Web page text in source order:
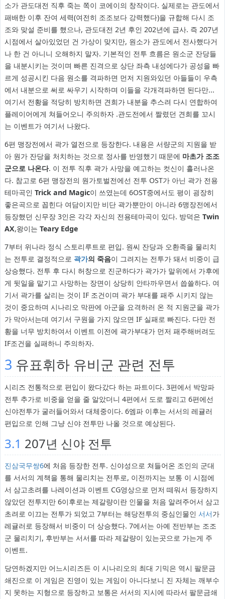
소가 관도대전 직후 죽는 쪽이 코에이의 창작이다. 실제로는 관도에서
패배한 이후 잔여 세력(여전히 조조보다 강력했다)을 규합해 다시 조
조와 맞설 준비를 했으나, 관도대전 2년 후인 202년에 급사. 즉 207년
시점에서 살아있었던 건 가상이 맞지만, 원소가 관도에서 전사했다거
나 한 건 아니니 오해하지 말자. 기본적인 전투 흐름은 원소군 잔당들
을 내분시키는 것이며 빠른 진격으로 상단 좌측 내성에다가 공성을 빠
르게 성공시킨 다음 원소를 격파하면 먼저 지원와있던 아들들이 우측
에서 내분으로 써로 싸우기 시작하며 이들을 각개격파하면 된다만...
여기서 전황을 적당히 방치하면 견희가 내분을 추스려 다시 연합하여
플레이어에게 쳐들어오니 주의하자 .관도전에서 짤렸던 견희를 꼬시
는 이벤트가 여기서 나왔다.
6편 맹장전에서 곽가 열전으로 등장한다. 내용은 서량군의 지원을 받
아 원가 잔당을 처치하는 것으로 정사를 반영했기 때문에 마초가 조조
군으로 나온다. 이 전투 직후 곽가 사망을 예고하는 컷신이 흘러나온
다. 참고로 6편 맹장전의 원가토벌전에선 전투 OST가 아닌 곽가 전용
테마곡인 Trick and Magic이 쓰였는데 6OST중에서도 평이 굉장히
좋은곡으로 꼽힌다 여담이지만 비단 곽가뿐만이 아니라 6맹장전에서
등장했던 신무장 3인은 각각 자신의 전용테마곡이 있다. 방덕은 Twin
AX,왕이는 Teary Edge
7부터 위나라 정식 스토리루트로 편입. 원씨 잔당과 오환족을 물리치
는 전투로 결정적으로 곽가의 죽음이 그려지는 전투가 돼서 비중이 급
상승했다. 전투 후 다시 허창으로 진군하다가 곽가가 말위에서 가후에
게 뒷일을 맡기고 사망하는 장면이 상당히 안타까우면서 씁쓸하다. 여
기서 곽가를 살리는 것이 IF 조건이며 곽가 부대를 패주 시키지 않는
것이 중요하며 시나리오 막판에 아군을 요격하러 온 적 지원군을 곽가
가 막아서는데 여기서 구원을 가지 않으면 IF 실패로 빠진다. 다만 전
황을 너무 방치하여서 이벤트 이전에 곽가부대가 먼저 패주해버려도
IF조건을 실패하니 주의하자.
3 유표휘하 유비군 관련 전투
시리즈 전통적으로 편입이 왔다갔다 하는 파트이다. 3편에서 박망파
전투 추가로 비중을 얻을 줄 알았더니 4편에서 도로 짤리고 6편에선
신야전투가 굴러들어와서 대체중이다. 6엠파 이후는 서서의 레귤러
편입으로 인해 그냥 신야 전투만 나올 것으로 예상된다.
3.1 207년 신야 전투
진삼국무쌍6에 처음 등장한 전투. 신야성으로 쳐들어온 조인의 군대
를 서서의 계책을 통해 물리치는 전투로, 이전까지는 보통 이 시점에
서 삼고초려를 나레이션과 이벤트 CG영상으로 먼저 떼워서 등장하지
않았던 전투지만 6이후로는 제갈량이란 인물을 처음 알려주어서 삼고
초려로 이끄는 전투가 되었고 7부터는 해당전투의 중심인물인 서서가
레귤러로 등장해서 비중이 더 상승했다. 7에서는 아예 전반부는 조조
군 물리치기, 후반부는 서서를 따라 제갈량이 있는곳으로 가는게 주
이벤트.
당연하겠지만 어느시리즈든 이 시나리오의 최대 기믹은 역시 팔문금
쇄진으로 이 게임은 진영이 있는 게임이 아니다보니 진 자체는 깨부수
지 못하는 지형으로 등장하고 보통은 서서의 지시에 따라서 팔문금쇄